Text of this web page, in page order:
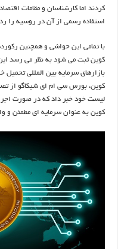
کردند اما کارشناسان و مقامات
استفاده رسمی از آن در روسیه را
با تمامی این حواشی و همچنین
کوین ثبت می شود به نظر می رسد
بازارهای سرمایه بین المللی
کوین، بورس سی ام ای شیکاگو از
لیست خود خبر داد که در صورت
کوین به عنوان سرمایه ای مطمئن و